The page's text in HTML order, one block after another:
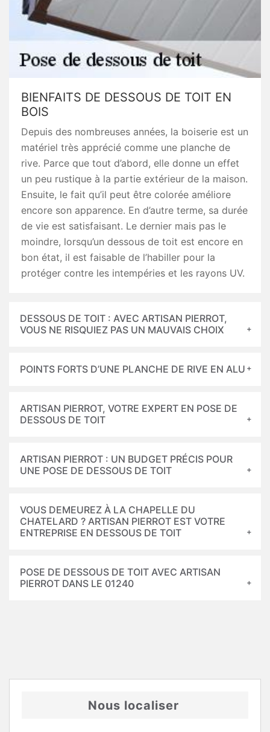
BIENFAITS DE DESSOUS DE TOIT EN
BOIS
Depuis des nombreuses années, la boiserie est un
matériel très apprécié comme une planche de
rive. Parce que tout d’abord, elle donne un effet
un peu rustique à la partie extérieur de la maison.
Ensuite, le fait qu’il peut être colorée améliore
encore son apparence. En d’autre terme, sa durée
de vie est satisfaisant. Le dernier mais pas le
moindre, lorsqu’un dessous de toit est encore en
bon état, il est faisable de l’habiller pour la
protéger contre les intempéries et les rayons UV.
DESSOUS DE TOIT : AVEC ARTISAN PIERROT,
VOUS NE RISQUIEZ PAS UN MAUVAIS CHOIX
POINTS FORTS D’UNE PLANCHE DE RIVE EN ALU
ARTISAN PIERROT, VOTRE EXPERT EN POSE DE
DESSOUS DE TOIT
ARTISAN PIERROT : UN BUDGET PRÉCIS POUR
UNE POSE DE DESSOUS DE TOIT
VOUS DEMEUREZ À LA CHAPELLE DU
CHATELARD ? ARTISAN PIERROT EST VOTRE
ENTREPRISE EN DESSOUS DE TOIT
POSE DE DESSOUS DE TOIT AVEC ARTISAN
PIERROT DANS LE 01240
Nous localiser